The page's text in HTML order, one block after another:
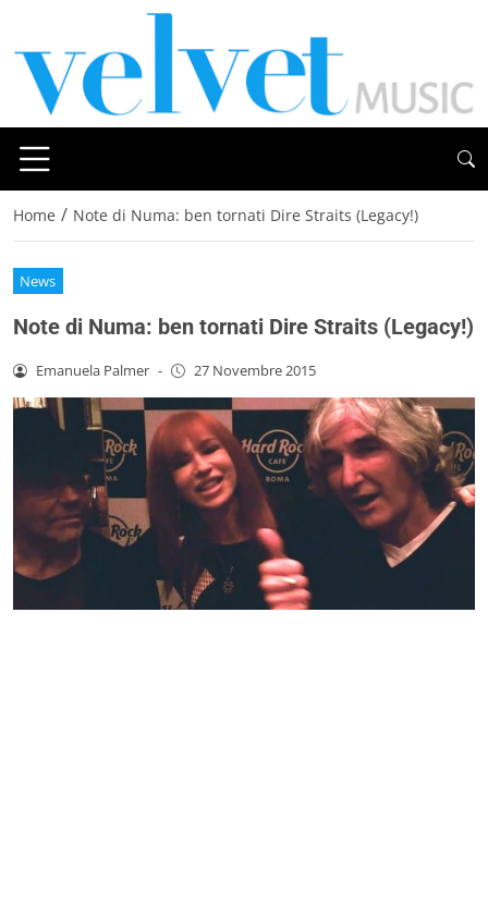
Home / Note di Numa: ben tornati Dire Straits (Legacy!)
News
Note di Numa: ben tornati Dire Straits (Legacy!)
Emanuela Palmer - 27 Novembre 2015